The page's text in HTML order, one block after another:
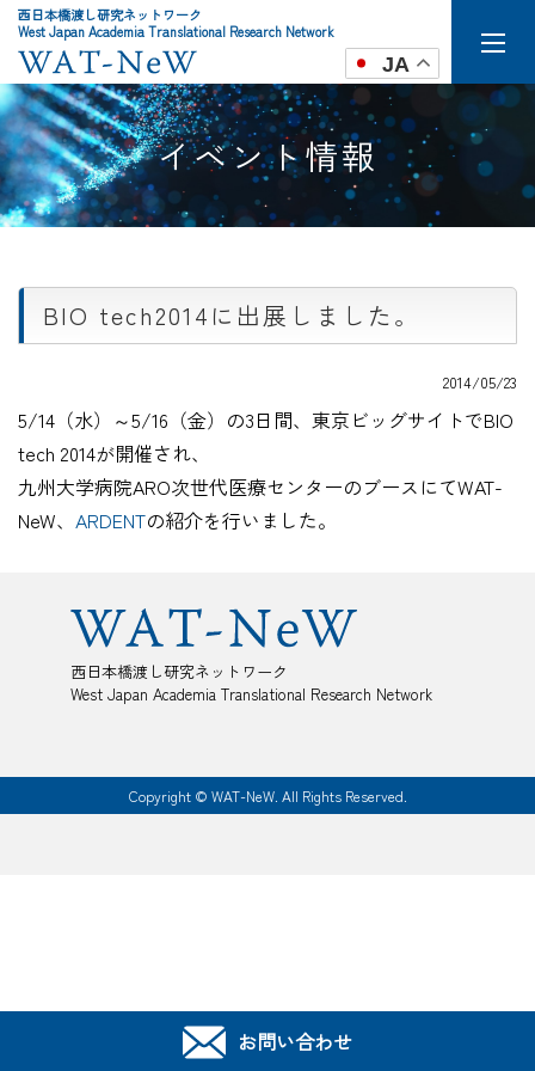
西日本橋渡し研究ネットワーク
West Japan Academia Translational Research Network
JA
イベント情報
BIO tech2014に出展しました。
2014/05/23
5/14（水）～5/16（金）の3日間、東京ビッグサイトでBIO
tech 2014が開催され、
九州大学病院ARO次世代医療センターのブースにてWAT-
NeW、 ARDENTの紹介を行いました。
西日本橋渡し研究ネットワーク
West Japan Academia Translational Research Network
Copyright © WAT-NeW. All Rights Reserved.
お問い合わせ